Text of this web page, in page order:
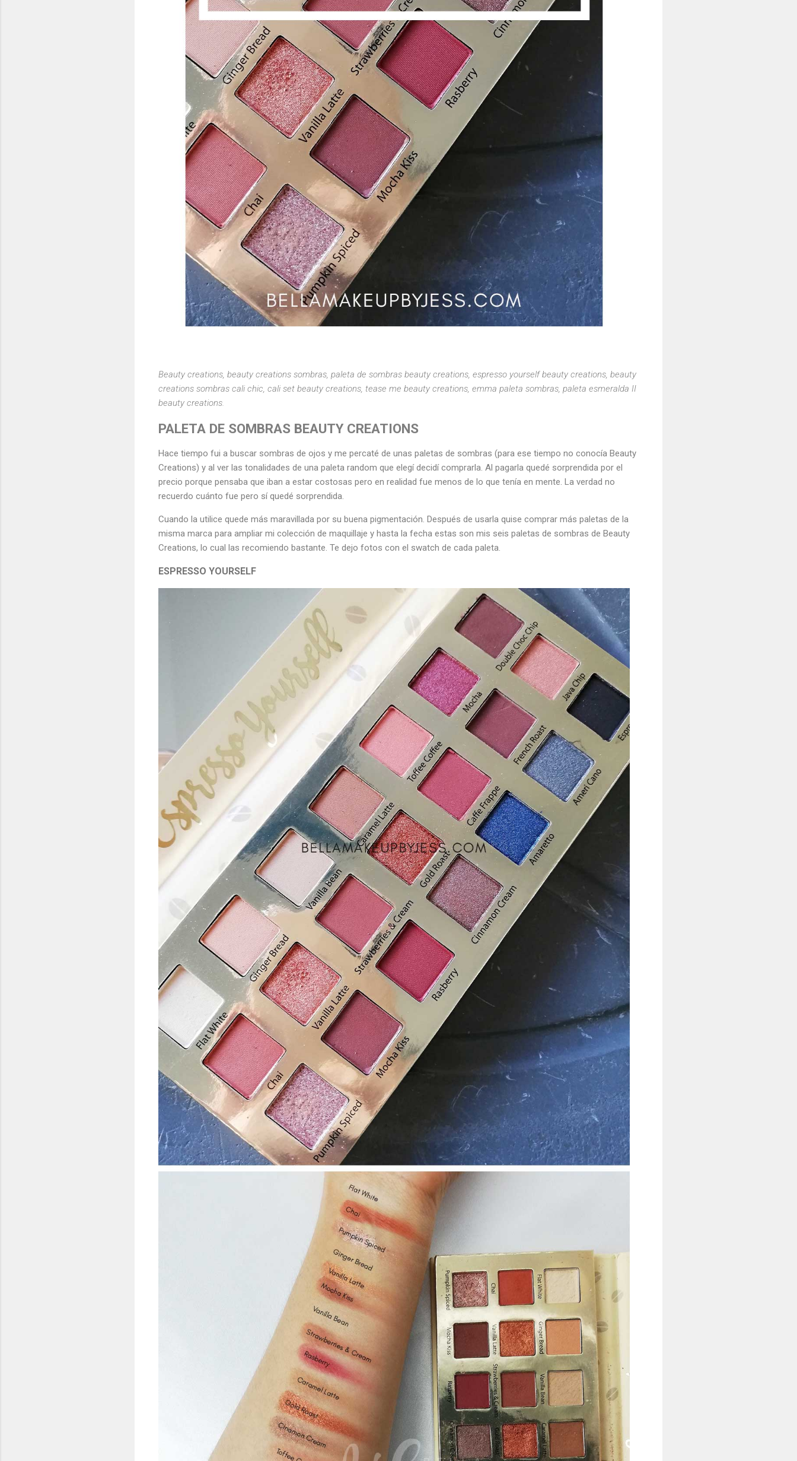
Beauty creations, beauty creations sombras, paleta de sombras beauty creations, espresso yourself beauty creations, beauty
creations sombras cali chic, cali set beauty creations, tease me beauty creations, emma paleta sombras, paleta esmeralda II
beauty creations.
PALETA DE SOMBRAS BEAUTY CREATIONS
Hace tiempo fui a buscar sombras de ojos y me percaté de unas paletas de sombras (para ese tiempo no conocía Beauty
Creations) y al ver las tonalidades de una paleta random que elegí decidí comprarla. Al pagarla quedé sorprendida por el
precio porque pensaba que iban a estar costosas pero en realidad fue menos de lo que tenía en mente. La verdad no
recuerdo cuánto fue pero sí quedé sorprendida.
Cuando la utilice quede más maravillada por su buena pigmentación. Después de usarla quise comprar más paletas de la
misma marca para ampliar mi colección de maquillaje y hasta la fecha estas son mis seis paletas de sombras de Beauty
Creations, lo cual las recomiendo bastante. Te dejo fotos con el swatch de cada paleta.
ESPRESSO YOURSELF